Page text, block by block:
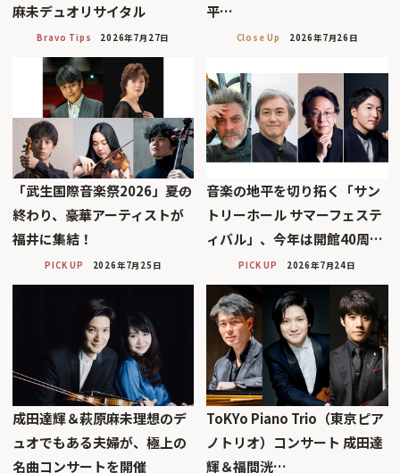
麻未デュオリサイタル
Bravo Tips 2026年7月27日
平…
Close Up 2026年7月26日
「武生国際音楽祭2026」――夏の
終わり、豪華アーティストが
福井に集結！
PICK UP 2026年7月25日
音楽の地平を切り拓く「サン
トリーホール サマーフェステ
ィバル」、今年は開館40周…
PICK UP 2026年7月24日
成田達輝＆萩原麻未理想のデ
ュオでもある夫婦が、極上の
名曲コンサートを開催
ToKYo Piano Trio（東京ピア
ノトリオ）コンサート 成田達
輝＆福間洸…